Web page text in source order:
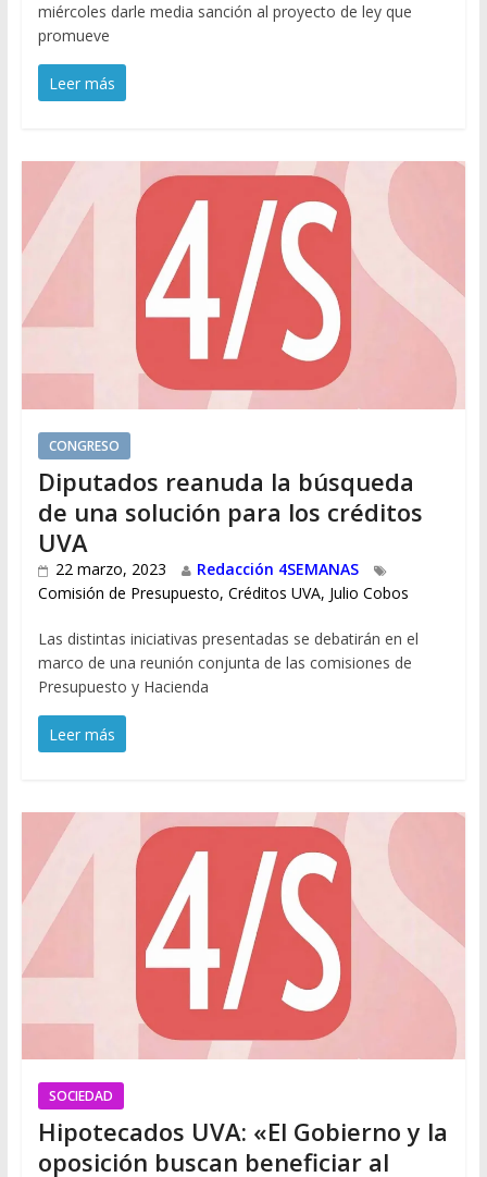
miércoles darle media sanción al proyecto de ley que
promueve
Leer más
CONGRESO
Diputados reanuda la búsqueda
de una solución para los créditos
UVA
22 marzo, 2023
Redacción 4SEMANAS
Comisión de Presupuesto, Créditos UVA, Julio Cobos
Las distintas iniciativas presentadas se debatirán en el
marco de una reunión conjunta de las comisiones de
Presupuesto y Hacienda
Leer más
SOCIEDAD
Hipotecados UVA: «El Gobierno y la
oposición buscan beneficiar al